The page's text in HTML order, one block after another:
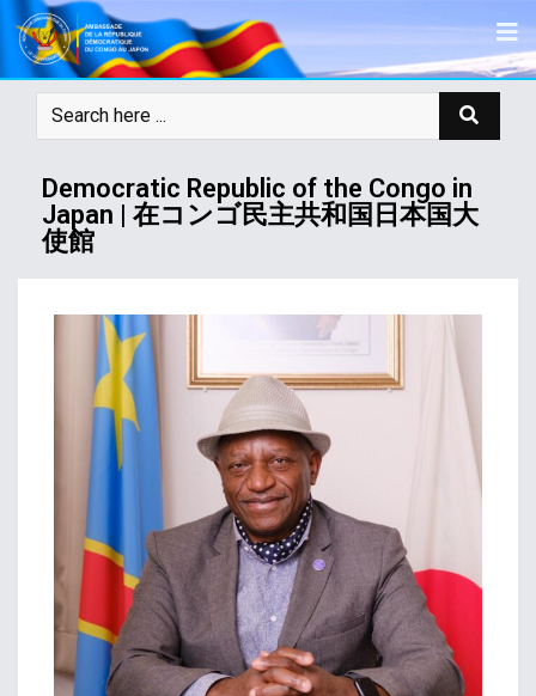
Democratic Republic of the Congo in
Japan | 在コンゴ民主共和国日本国大
使館